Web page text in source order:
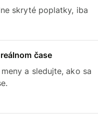
skryté poplatky, iba
čase
a sledujte, ako sa